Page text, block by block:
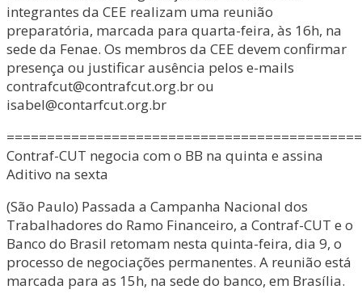
integrantes da CEE realizam uma reunião
preparatória, marcada para quarta-feira, às 16h, na
sede da Fenae. Os membros da CEE devem confirmar
presença ou justificar ausência pelos e-mails
contrafcut@contrafcut.org.br ou
isabel@contarfcut.org.br
Contraf-CUT negocia com o BB na quinta e assina
Aditivo na sexta
(São Paulo) Passada a Campanha Nacional dos
Trabalhadores do Ramo Financeiro, a Contraf-CUT e o
Banco do Brasil retomam nesta quinta-feira, dia 9, o
processo de negociações permanentes. A reunião está
marcada para as 15h, na sede do banco, em Brasília.